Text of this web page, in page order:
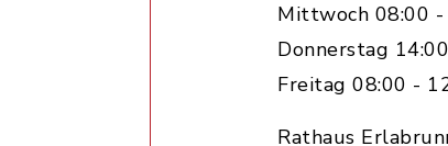
Mittwoch 08:00 -
Donnerstag
Freitag 08:00 -
Rathaus